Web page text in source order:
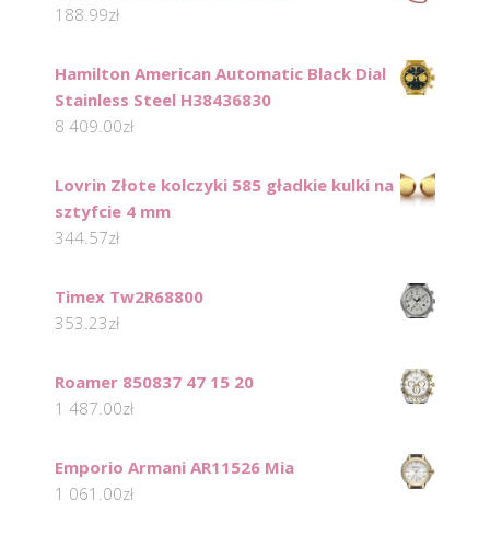
188.99zł
Hamilton American Automatic Black Dial
Stainless Steel H38436830
8 409.00zł
Lovrin Złote kolczyki 585 gładkie kulki na
sztyfcie 4 mm
344.57zł
Timex Tw2R68800
353.23zł
Roamer 850837 47 15 20
1 487.00zł
Emporio Armani AR11526 Mia
1 061.00zł